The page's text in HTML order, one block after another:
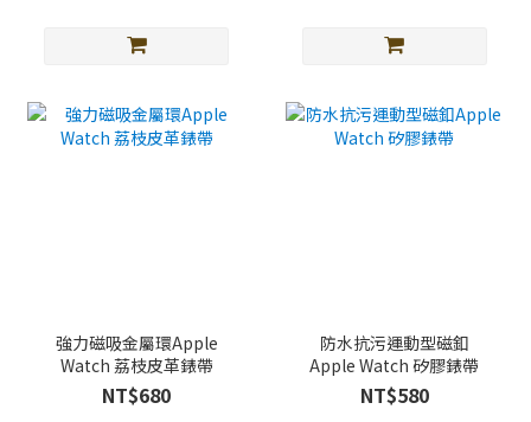
強力磁吸金屬環Apple
Watch 荔枝皮革錶帶
NT$680
防水抗污運動型磁釦
Apple Watch 矽膠錶帶
NT$580